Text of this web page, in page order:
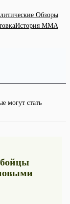
Обзоры
История ММА
могут стать
бойцы